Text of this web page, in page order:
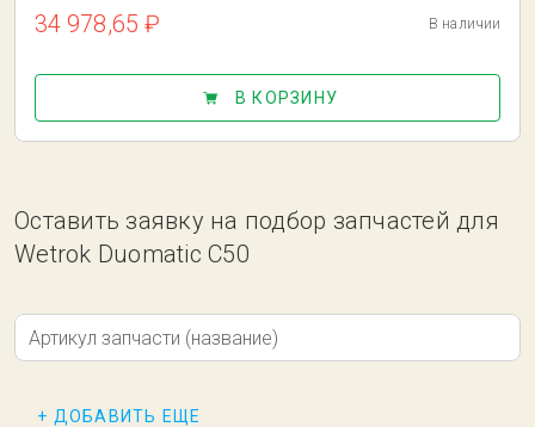
34 978,65 ₽ В наличии
В КОРЗИНУ
Оставить заявку на подбор запчастей для
Wetrok Duomatic C50
Артикул запчасти (название)
+ ДОБАВИТЬ ЕЩЕ